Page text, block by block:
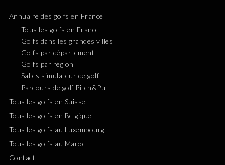
Annuaire des golfs en France
Tous les golfs en France
Golfs dans les grandes villes
Golfs par département
Golfs par région
Salles simulateur de golf
Parcours de golf Pitch&Putt
Tous les golfs en Suisse
Tous les golfs en Belgique
Tous les golfs au Luxembourg
Tous les golfs au Maroc
Contact